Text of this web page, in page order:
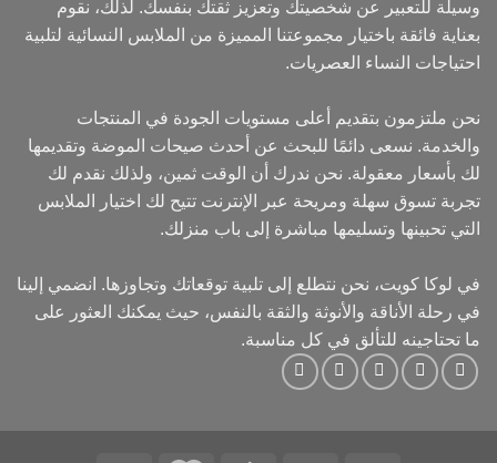
وسيلة للتعبير عن شخصيتك وتعزيز ثقتك بنفسك. لذلك، نقوم
بعناية فائقة باختيار مجموعتنا المميزة من الملابس النسائية لتلبية
احتياجات النساء العصريات.
نحن ملتزمون بتقديم أعلى مستويات الجودة في المنتجات
والخدمة. نسعى دائمًا للبحث عن أحدث صيحات الموضة وتقديمها
لك بأسعار معقولة. نحن ندرك أن الوقت ثمين، ولذلك نقدم لك
تجربة تسوق سهلة ومريحة عبر الإنترنت تتيح لك اختيار الملابس
التي تحبينها وتسليمها مباشرة إلى باب منزلك.
في لوكا كويت، نحن نتطلع إلى تلبية توقعاتك وتجاوزها. انضمي إلينا
في رحلة الأناقة والأنوثة والثقة بالنفس، حيث يمكنك العثور على
ما تحتاجينه للتألق في كل مناسبة.